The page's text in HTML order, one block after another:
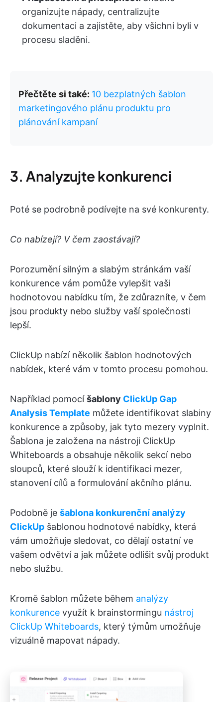
organizujte nápady, centralizujte
dokumentaci a zajistěte, aby všichni byli v
procesu sladěni.
Přečtěte si také: 10 bezplatných šablon
marketingového plánu produktu pro
plánování kampaní
3. Analyzujte konkurenci
Poté se podrobně podívejte na své konkurenty.
Co nabízejí? V čem zaostávají?
Porozumění silným a slabým stránkám vaší
konkurence vám pomůže vylepšit vaši
hodnotovou nabídku tím, že zdůrazníte, v čem
jsou produkty nebo služby vaší společnosti
lepší.
ClickUp nabízí několik šablon hodnotových
nabídek, které vám v tomto procesu pomohou.
Například pomocíšablony ClickUp Gap
Analysis Template můžete identifikovat slabiny
konkurence a způsoby, jak tyto mezery vyplnit.
Šablona je založena na nástroji ClickUp
Whiteboards a obsahuje několik sekcí nebo
sloupců, které slouží k identifikaci mezer,
stanovení cílů a formulování akčního plánu.
Podobně je šablona konkurenční analýzy
ClickUp šablonou hodnotové nabídky, která
vám umožňuje sledovat, co dělají ostatní ve
vašem odvětví a jak můžete odlišit svůj produkt
nebo službu.
Kromě šablon můžete během analýzy
konkurence využít k brainstormingu nástroj
ClickUp Whiteboards, který týmům umožňuje
vizuálně mapovat nápady.